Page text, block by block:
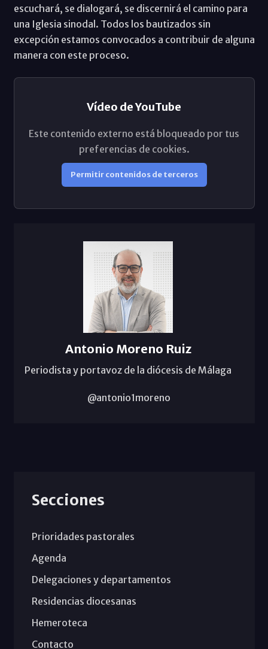
escuchará, se dialogará, se discernirá el camino para
una Iglesia sinodal. Todos los bautizados sin
excepción estamos convocados a contribuir de alguna
manera con este proceso.
Vídeo de YouTube
Este contenido externo está bloqueado por tus
preferencias de cookies.
Permitir contenidos de terceros
Antonio Moreno Ruiz
Periodista y portavoz de la diócesis de Málaga
@antonio1moreno
Secciones
Prioridades pastorales
Agenda
Delegaciones y departamentos
Residencias diocesanas
Hemeroteca
Contacto